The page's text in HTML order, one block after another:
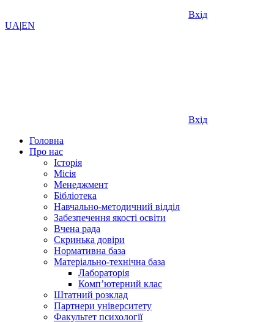
Вхід
UA|EN
Вхід
Головна
Про нас
Історія
Місія
Менеджмент
Бібліотека
Навчально-методичний відділ
Забезпечення якості освіти
Вчена рада
Скринька довіри
Нормативна база
Матеріально-технічна база
Лабораторія
Компʼютерний клас
Штатний розклад
Партнери університету
Факультет психології